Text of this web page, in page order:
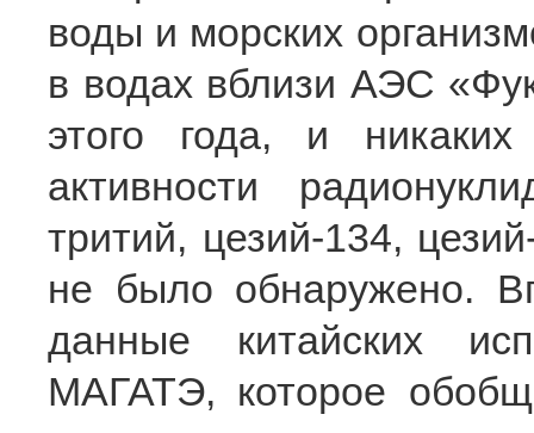
воды и морских
в водах вблизи АЭС
этого года, и
активности
тритий, цезий-134,
не было обнаружено.
данные китайских
МАГАТЭ, которое